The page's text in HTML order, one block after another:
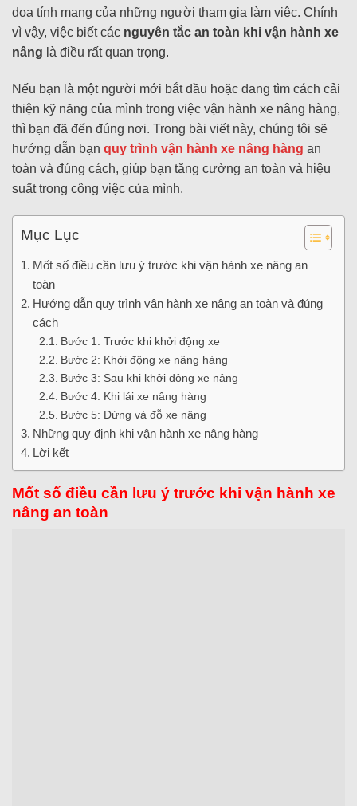
dọa tính mạng của những người tham gia làm việc. Chính
vì vậy, việc biết các nguyên tắc an toàn khi vận hành xe
nâng là điều rất quan trọng.
Nếu bạn là một người mới bắt đầu hoặc đang tìm cách cải
thiện kỹ năng của mình trong việc vận hành xe nâng hàng,
thì bạn đã đến đúng nơi. Trong bài viết này, chúng tôi sẽ
hướng dẫn bạn quy trình vận hành xe nâng hàng an
toàn và đúng cách, giúp bạn tăng cường an toàn và hiệu
suất trong công việc của mình.
Mục Lục
Mốt số điều cần lưu ý trước khi vận hành xe nâng an
toàn
Hướng dẫn quy trình vận hành xe nâng an toàn và đúng
cách
Bước 1: Trước khi khởi động xe
Bước 2: Khởi động xe nâng hàng
Bước 3: Sau khi khởi động xe nâng
Bước 4: Khi lái xe nâng hàng
Bước 5: Dừng và đỗ xe nâng
Những quy định khi vận hành xe nâng hàng
Lời kết
Mốt số điều cần lưu ý trước khi vận hành xe
nâng an toàn